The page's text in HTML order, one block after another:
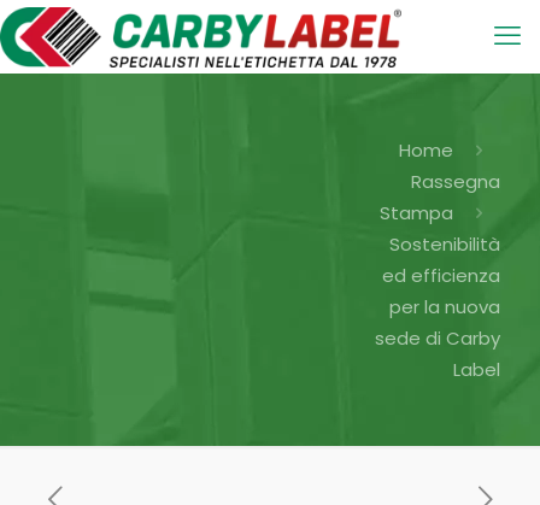
Home
Rassegna
Stampa
Sostenibilità
ed efficienza
per la nuova
sede di Carby
Label